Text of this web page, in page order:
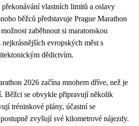
vlastních limitů a oslavy
běžců představuje Prague Marathon
zaběhnout si maratonskou
evropských měst s
dědictvím.
2026 začína mnohem dříve, než je
Běžci se obvykle připravují několik
tréninkové plány, účastní se
zvyšují své kilometrové nájezdy.